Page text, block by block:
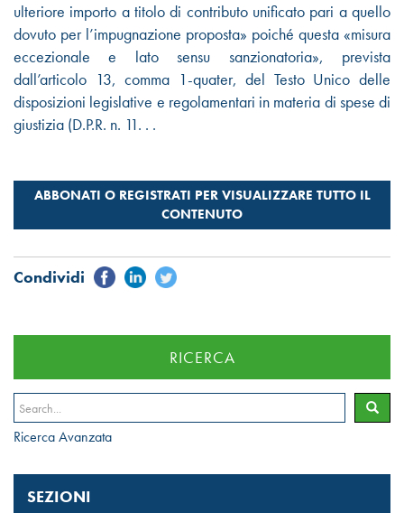
ulteriore importo a titolo di contributo unificato pari a quello
dovuto per l’impugnazione proposta» poiché questa «misura
eccezionale e lato sensu sanzionatoria», prevista
dall’articolo 13, comma 1-quater, del Testo Unico delle
disposizioni legislative e regolamentari in materia di spese di
giustizia (D.P.R. n. 11. . .
RICERCA
Ricerca Avanzata
SEZIONI